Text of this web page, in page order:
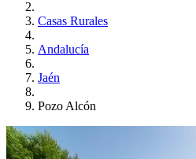
Casas Rurales
Andalucía
Jaén
Pozo Alcón